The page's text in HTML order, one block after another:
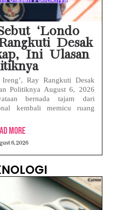
‘Londo
Desak
Ini Ulasan
Ray Rangkuti Desak
Politiknya August 6, 2026
bernada tajam dari
kembali memicu ruang
More
6, 2026